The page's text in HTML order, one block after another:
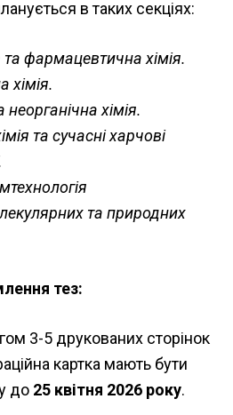
в таких секціях:
та фармацевтична хімія.
хімія.
неорганічна хімія.
та сучасні харчові
та природних
тез:
3-5 друкованих сторінок
картка мають бути
до 25 квітня 2026 року.